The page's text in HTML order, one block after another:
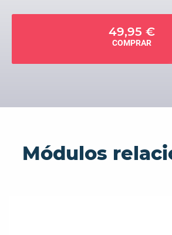
49,95 €
COMPRAR
Módulos